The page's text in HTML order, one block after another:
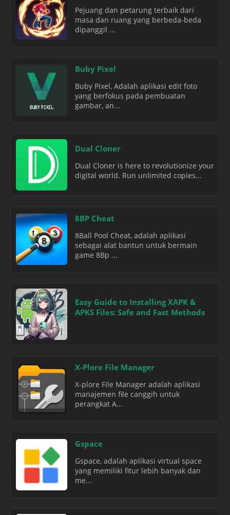
Pejuang dan petarung terbaik dari
masa dan ruang yang berbeda-beda
dipanggil ...
Buby Pixel
Buby Pixel, Adalah aplikasi edit foto
yang berfokus pada pembuatan
gambar, an...
Dual Cloner
Dual Cloner is here to revolutionize your
digital world. Run unlimited copies...
8BP Cheat
8Ball Pool Cheat, adalah aplikasi
sebagai alat bantun untuk bermain
game 8Bp ...
Easy Guide to Installing XAPK &
APKS Files: Safe and Fast Methods
X-Plore File Manager
X-plore File Manager adalah aplikasi
manajemen file canggih untuk
perangkat A...
Gspace
Gspace, adalah aplikasi virtual space
yang memiliki fitur lebih banyak dan
me...